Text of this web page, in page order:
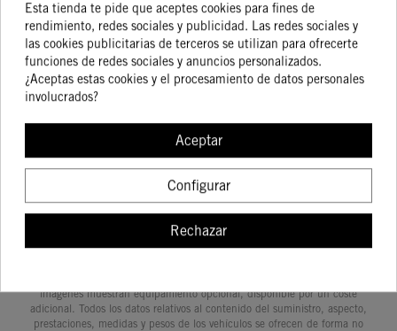
Pistón
351,38 €
298,68 €
COMPRAR
PISTON
KTM 85
SX
2018-
2019)
143,02 €
121,57 €
COMPRAR
Pistón
Talla I
175,15 €
148,88 €
COMPRAR
Pistón
Talla I
131,83 €
112,06 €
imágenes muestran equipamiento opcional, disponible por un coste
adicional. Todos los datos relativos al contenido del suministro, aspecto,
prestaciones, medidas y pesos de los vehículos se ofrecen de forma no
Esta tienda te pide que aceptes cookies para fines de
rendimiento, redes sociales y publicidad. Las redes sociales y
las cookies publicitarias de terceros se utilizan para ofrecerte
funciones de redes sociales y anuncios personalizados.
¿Aceptas estas cookies y el procesamiento de datos personales
involucrados?
Aceptar
Configurar
Rechazar